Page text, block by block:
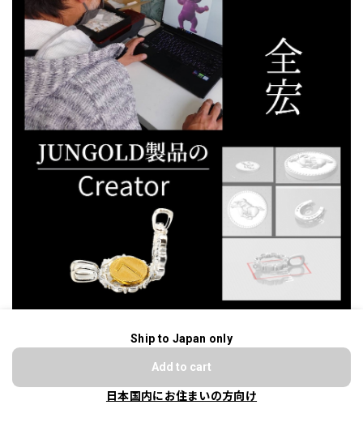
今回の勝負運コインも、JUNGOLDのデザインの要、デザイナ
ー星野氏によるものです。
Ship to Japan only
Add to cart
日本国内にお住まいの方向け
ショップに質問する